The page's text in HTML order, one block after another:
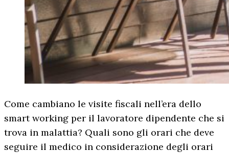
Come cambiano le visite fiscali nell’era dello
smart working per il lavoratore dipendente che si
trova in malattia? Quali sono gli orari che deve
seguire il medico in considerazione degli orari